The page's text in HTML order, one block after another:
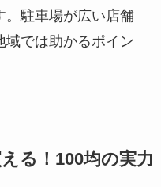
。駐車場が広い店舗
域では助かるポイン
る！100均の実力